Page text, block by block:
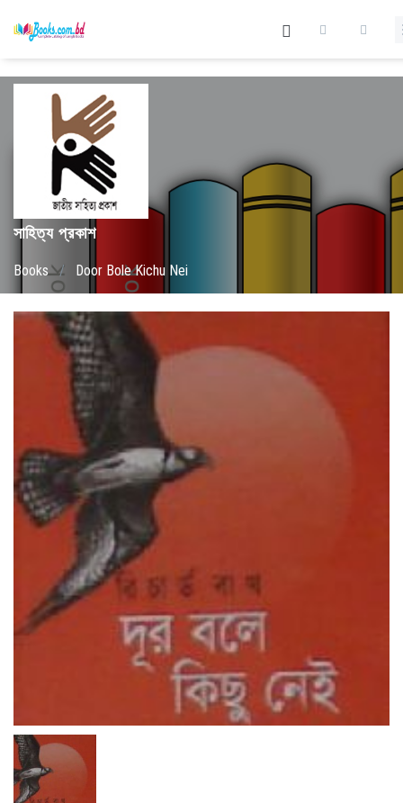
সাহিত্য প্রকাশ
Books / Door Bole Kichu Nei